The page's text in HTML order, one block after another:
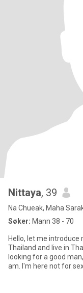
Nittaya, 39
Na Chueak, Maha
Søker: Mann 38 - 70
Hello, let me
Thailand and live in
looking for a good
am. I'm here not for